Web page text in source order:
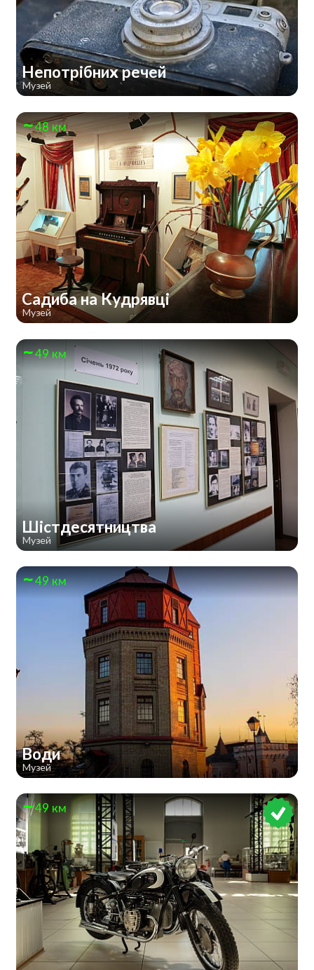
Непотрібних речей
Музей
48 км
Садиба на Кудрявці
Музей
49 км
Шістдесятництва
Музей
49 км
Води
Музей
49 км